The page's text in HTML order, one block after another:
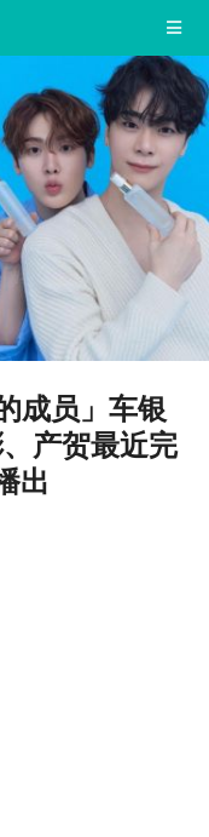
成员」车银
产贺最近完
出